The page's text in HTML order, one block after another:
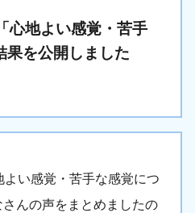
心地よい感覚・苦手
果を公開しました
い感覚・苦手な感覚につ
んの声をまとめましたの